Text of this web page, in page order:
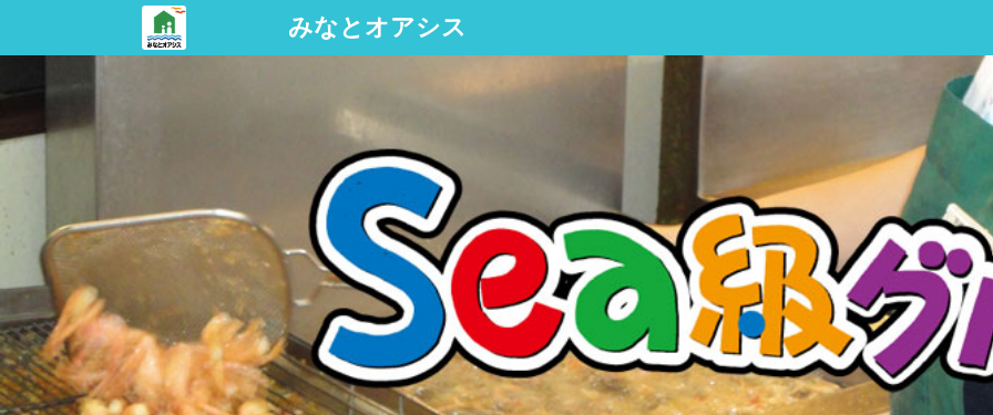
みなとオアシス